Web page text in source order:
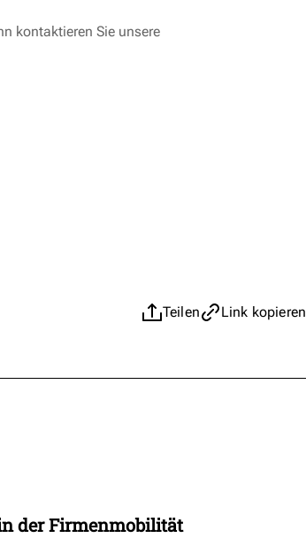
kontaktieren Sie unsere
Teilen Link kopieren
der Firmenmobilität